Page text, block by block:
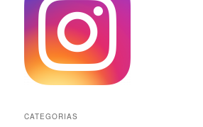
CATEGORIAS